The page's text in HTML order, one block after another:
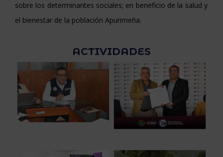
sobre los determinantes sociales; en beneficio de la salud y
el bienestar de la población Apurimeña.
ACTIVIDADES